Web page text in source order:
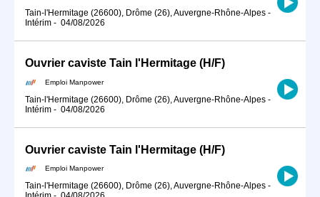
Tain-l'Hermitage (26600), Drôme (26), Auvergne-Rhône-Alpes -
Intérim - 04/08/2026
Ouvrier caviste Tain l'Hermitage (H/F)
Emploi Manpower
Tain-l'Hermitage (26600), Drôme (26), Auvergne-Rhône-Alpes -
Intérim - 04/08/2026
Ouvrier caviste Tain l'Hermitage (H/F)
Emploi Manpower
Tain-l'Hermitage (26600), Drôme (26), Auvergne-Rhône-Alpes -